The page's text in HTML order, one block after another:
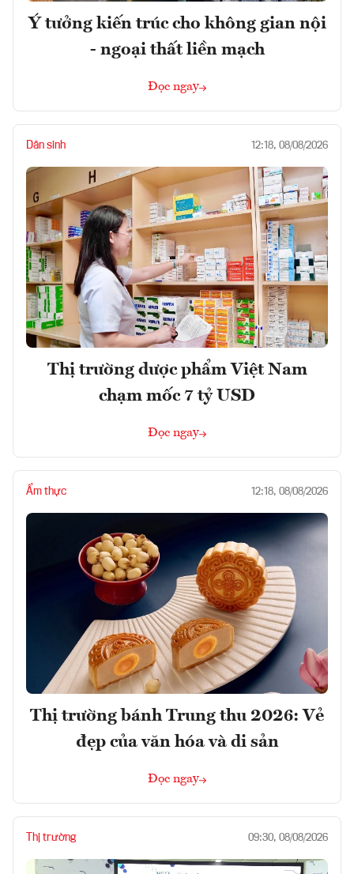
Ý tưởng kiến trúc cho không gian nội
- ngoại thất liền mạch
Đọc ngay
Dân sinh 12:18, 08/08/2026
Thị trường dược phẩm Việt Nam
chạm mốc 7 tỷ USD
Đọc ngay
Ẩm thực 12:18, 08/08/2026
Thị trường bánh Trung thu 2026: Vẻ
đẹp của văn hóa và di sản
Đọc ngay
Thị trường 09:30, 08/08/2026